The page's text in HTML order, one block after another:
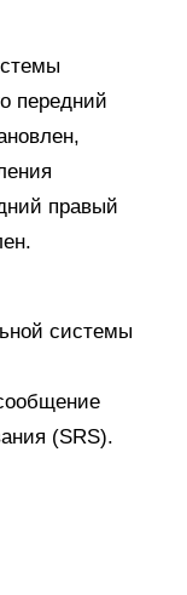
передний
правый
системы
(SRS).